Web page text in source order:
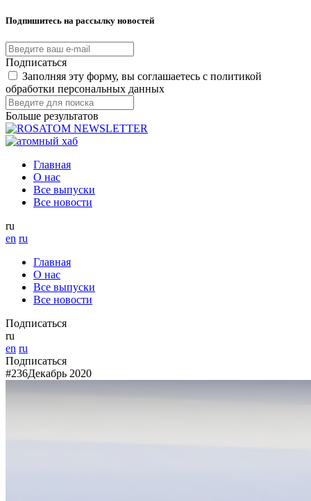
Подпишитесь на рассылку новостей
Подписаться
Заполняя эту форму, вы соглашаетесь с политикой
обработки персональных данных
Больше результатов
Главная
О нас
Все выпуски
Все новости
ru
en ru
Главная
О нас
Все выпуски
Все новости
Подписаться
ru
en ru
Подписаться
#236Декабрь 2020